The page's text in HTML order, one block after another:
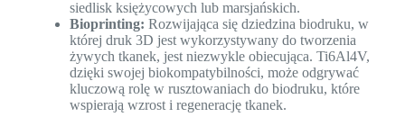
siedlisk księżycowych lub marsjańskich.
Bioprinting: Rozwijająca się dziedzina biodruku, w
której druk 3D jest wykorzystywany do tworzenia
żywych tkanek, jest niezwykle obiecująca. Ti6Al4V,
dzięki swojej biokompatybilności, może odgrywać
kluczową rolę w rusztowaniach do biodruku, które
wspierają wzrost i regenerację tkanek.